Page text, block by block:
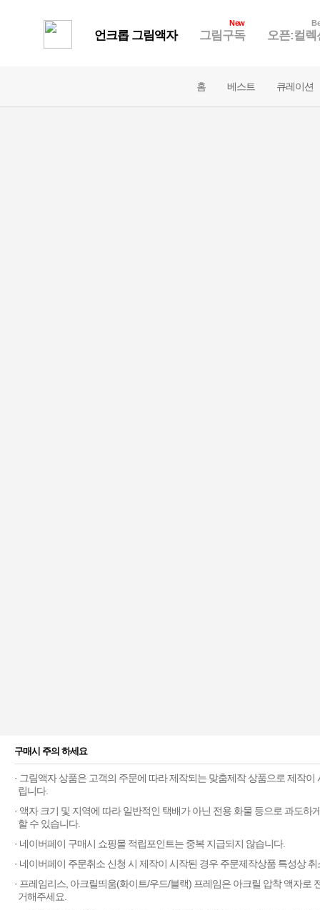
언크롭 그림액자
New
그림구독 오픈:컬렉
홈 베스트 큐레이션
구매시 주의 하세요
· 그림액자 상품은 고객의 주문에 따라 제작되는 맞춤제작 상품으로 제작
립니다.
· 액자 크기 및 지역에 따라 일반적인 택배가 아닌 전용 화물 등으로 과도
할 수 있습니다.
· 네이버페이 구매시 쇼핑몰 적립포인트는 중복 지급되지 않습니다.
· 네이버페이 주문취소 신청 시 제작이 시작된 경우 주문제작상품 특성상
· 프레임리스, 아크릴띄움(화이트/우드/블랙) 프레임은 아크릴 압착 액자
거해주세요.